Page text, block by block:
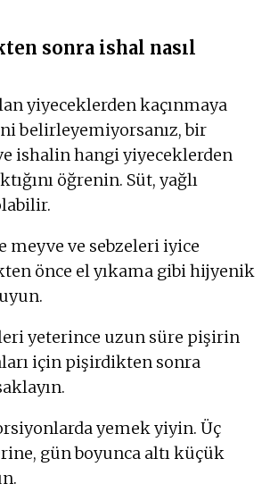
sonra ishal nasıl
yiyeceklerden kaçınmaya
belirleyemiyorsanız, bir
ishalin hangi yiyeceklerden
öğrenin. Süt, yağlı
meyve ve sebzeleri iyice
önce el yıkama gibi hijyenik
yeterince uzun süre pişirin
için pişirdikten sonra
yemek yiyin. Üç
gün boyunca altı küçük